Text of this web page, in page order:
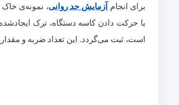
برای انجام آزمایش حد روانی، نمونه‌ی
با حرکت دادن کاسه دستگاه، ترک
است، ثبت می‌گردد. این تعداد ضربه و